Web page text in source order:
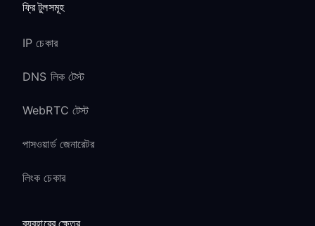
ফ্রি টুলসমূহ
IP চেকার
DNS লিক টেস্ট
WebRTC টেস্ট
পাসওয়ার্ড জেনারেটর
লিংক চেকার